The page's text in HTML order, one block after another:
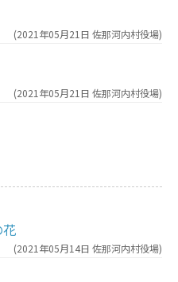
(2021年05月21日 佐那河内村役場)
(2021年05月21日 佐那河内村役場)
(2021年05月14日 佐那河内村役場)